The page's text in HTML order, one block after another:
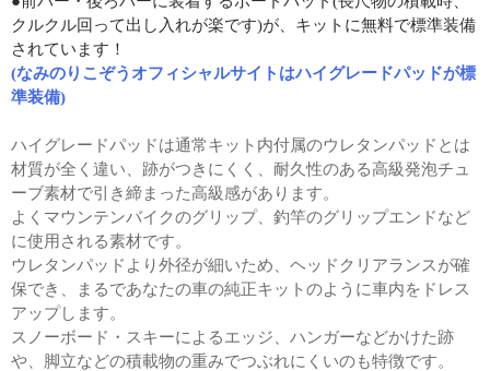
クルクル回って出し入れが楽です)が、キットに無料で標準装備
されています！
(なみのりこぞうオフィシャルサイトはハイグレードパッドが標
準装備)
ハイグレードパッドは通常キット内付属のウレタンパッドとは
材質が全く違い、跡がつきにくく、耐久性のある高級発泡チュ
ーブ素材で引き締まった高級感があります。
よくマウンテンバイクのグリップ、釣竿のグリップエンドなど
に使用される素材です。
ウレタンパッドより外径が細いため、ヘッドクリアランスが確
保でき、まるであなたの車の純正キットのように車内をドレス
アップします。
スノーボード・スキーによるエッジ、ハンガーなどかけた跡
や、脚立などの積載物の重みでつぶれにくいのも特徴です。